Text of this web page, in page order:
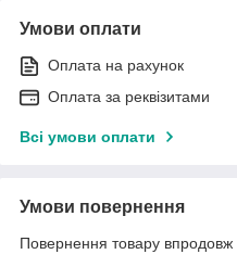
Умови оплати
Оплата на рахунок
Оплата за реквізитами
Всі умови оплати
Умови повернення
Повернення товару впродовж